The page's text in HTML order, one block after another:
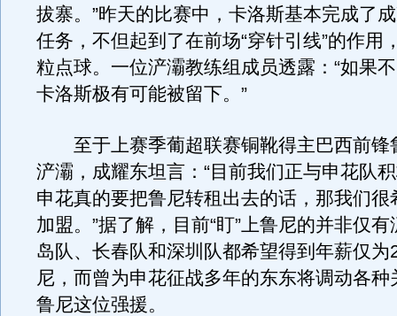
拔寨。”昨天的比赛中，卡洛斯基本完成了
任务，不但起到了在前场“穿针引线”的作用
粒点球。一位浐灞教练组成员透露：“如果
卡洛斯极有可能被留下。”
至于上赛季葡超联赛铜靴得主巴西前锋
浐灞，成耀东坦言：“目前我们正与申花队
申花真的要把鲁尼转租出去的话，那我们很
加盟。”据了解，目前“盯”上鲁尼的并非仅
岛队、长春队和深圳队都希望得到年薪仅为
尼，而曾为申花征战多年的东东将调动各种
鲁尼这位强援。